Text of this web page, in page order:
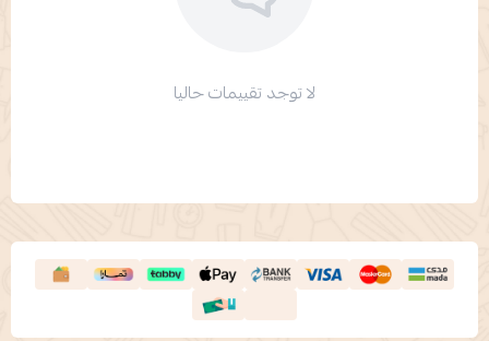
لا توجد تقييمات حاليا